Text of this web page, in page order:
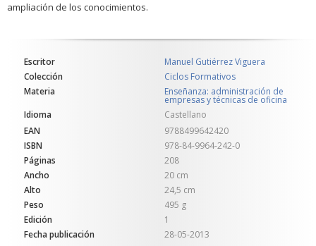
ampliación de los conocimientos.
Escritor
Manuel Gutiérrez Viguera
Colección
Ciclos Formativos
Materia
Enseñanza: administración de
empresas y técnicas de oficina
Idioma
Castellano
EAN
9788499642420
ISBN
978-84-9964-242-0
Páginas
208
Ancho
20 cm
Alto
24,5 cm
Peso
495 g
Edición
1
Fecha publicación
28-05-2013